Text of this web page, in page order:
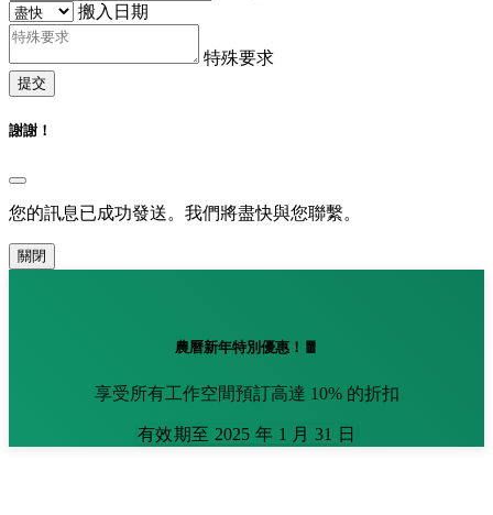
搬入日期
特殊要求
提交
謝謝！
您的訊息已成功發送。我們將盡快與您聯繫。
關閉
農曆新年特別優惠！🧧
享受所有工作空間預訂高達 10% 的折扣
有效期至 2025 年 1 月 31 日